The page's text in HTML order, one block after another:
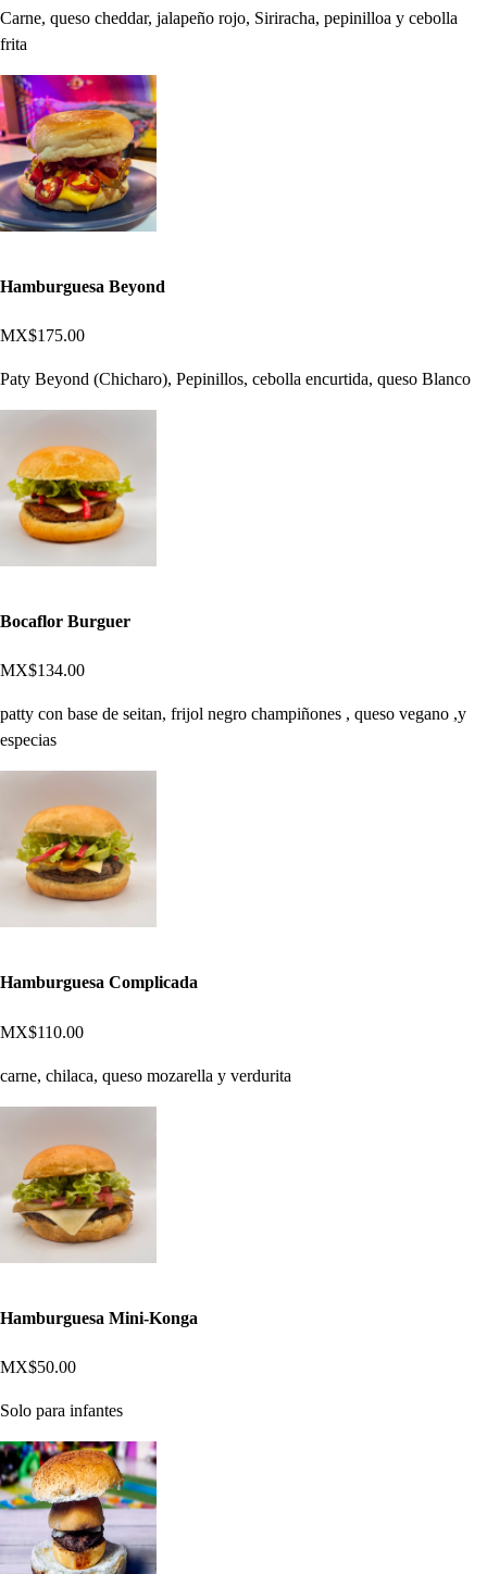
Carne, queso cheddar, jalapeño rojo, Siriracha, pepinilloa y cebolla
frita
Hamburguesa Beyond
MX$175.00
Paty Beyond (Chicharo), Pepinillos, cebolla encurtida, queso Blanco
Bocaflor Burguer
MX$134.00
patty con base de seitan, frijol negro champiñones , queso vegano ,y
especias
Hamburguesa Complicada
MX$110.00
carne, chilaca, queso mozarella y verdurita
Hamburguesa Mini-Konga
MX$50.00
Solo para infantes